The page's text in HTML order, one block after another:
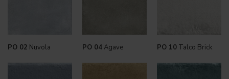
PO 02 Nuvola PO 04Agave PO 10Talco Brick